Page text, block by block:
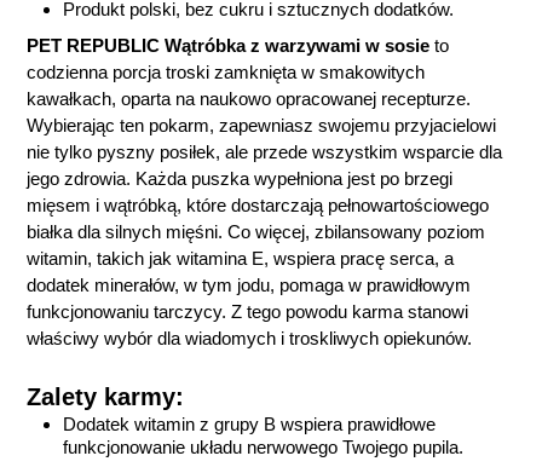
Produkt polski, bez cukru i sztucznych dodatków.
PET REPUBLIC Wątróbka z warzywami w sosie to
codzienna porcja troski zamknięta w smakowitych
kawałkach, oparta na naukowo opracowanej recepturze.
Wybierając ten pokarm, zapewniasz swojemu przyjacielowi
nie tylko pyszny posiłek, ale przede wszystkim wsparcie dla
jego zdrowia. Każda puszka wypełniona jest po brzegi
mięsem i wątróbką, które dostarczają pełnowartościowego
białka dla silnych mięśni. Co więcej, zbilansowany poziom
witamin, takich jak witamina E, wspiera pracę serca, a
dodatek minerałów, w tym jodu, pomaga w prawidłowym
funkcjonowaniu tarczycy. Z tego powodu karma stanowi
właściwy wybór dla wiadomych i troskliwych opiekunów.
Zalety karmy:
Dodatek witamin z grupy B wspiera prawidłowe
funkcjonowanie układu nerwowego Twojego pupila.